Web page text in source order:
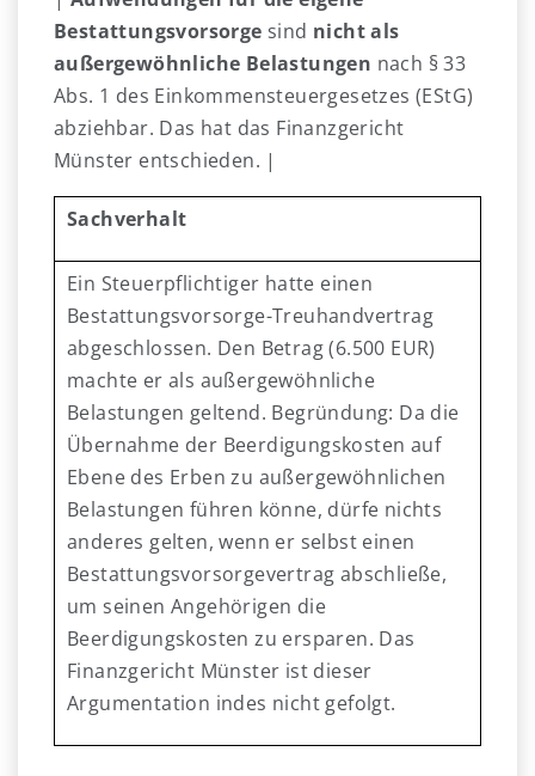
Bestattungsvorsorge sind nicht als
außergewöhnliche Belastungen nach § 33
Abs. 1 des Einkommensteuergesetzes (EStG)
abziehbar. Das hat das Finanzgericht
Münster entschieden. |
Sachverhalt
Ein Steuerpflichtiger hatte einen
Bestattungsvorsorge-Treuhandvertrag
abgeschlossen. Den Betrag (6.500 EUR)
machte er als außergewöhnliche
Belastungen geltend. Begründung: Da die
Übernahme der Beerdigungskosten auf
Ebene des Erben zu außergewöhnlichen
Belastungen führen könne, dürfe nichts
anderes gelten, wenn er selbst einen
Bestattungsvorsorgevertrag abschließe,
um seinen Angehörigen die
Beerdigungskosten zu ersparen. Das
Finanzgericht Münster ist dieser
Argumentation indes nicht gefolgt.